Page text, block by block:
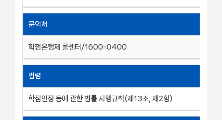
문의처
학점은행제 콜센터/1600-0400
법령
학점인정 등에 관한 법률 시행규칙(제13조, 제2항)